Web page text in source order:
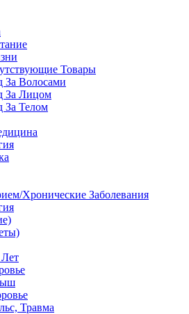
Товары
За Волосами
За Лицом
За Телом
Хронические Заболевания
Травма